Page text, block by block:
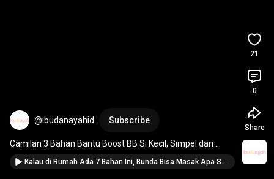
@ibudanayahid Subscribe
Camilan 3 Bahan Bantu Boost BB Si Kecil, Simpel dan
Bergizi! #ibudanayah
Kalau di Rumah Ada 7 Bahan Ini, Bunda Bisa Masak Apa Saja untuk Si Kecil? #ibudanayah
21
0
Share